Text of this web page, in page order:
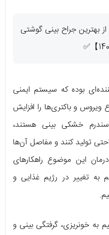
تا از بهترین جراح بینی گوشتی
بوده که سیستم ایمنی
ویروس و باکتری‌ها را افزایش
خشکی بینی هستند،
تولید کنند و مفاصل آن‌ها
این موضوع راهکارهای
به تغییر در رژیم غذایی و
به خونریزی، گرفتگی بینی و